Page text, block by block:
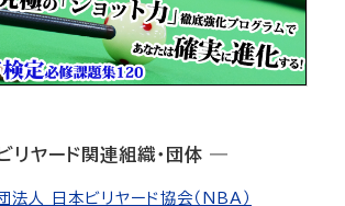
リヤード関連組織・団体 ―
法人 日本ビリヤード協会（NBA）